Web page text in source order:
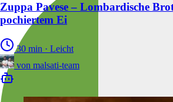
Zuppa Pavese – Lombardische
pochiertem Ei
30 min · Leicht
von malsati-team